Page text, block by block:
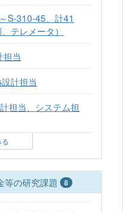
S-310-45、計41
テレメータ）
担当
計担当
担当、システム担
等の研究課題 8